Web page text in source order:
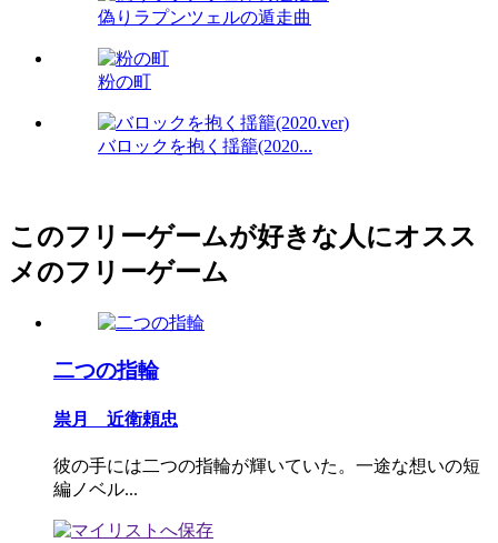
偽りラプンツェルの遁走曲
粉の町
バロックを抱く揺籠(2020...
このフリーゲームが好きな人にオスス
メのフリーゲーム
二つの指輪
祟月 近衛頼忠
彼の手には二つの指輪が輝いていた。一途な想いの短
編ノベル...